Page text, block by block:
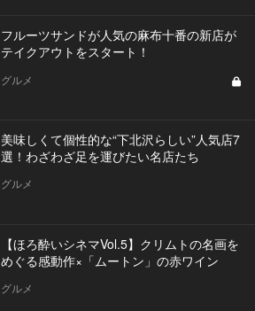
フルーツサンドが人気の麻布十番の新店が
テイクアウトをスタート！
グルメ
美味しくて個性的な“下北沢らしい”人気店7
選！わざわざ足を運びたい名店たち
グルメ
【ほろ酔いシネマVol.5】クリムトの名画を
めぐる感動作×「ムートン」の赤ワイン
グルメ